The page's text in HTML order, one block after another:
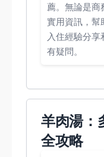
薦。無論是商
實用資訊，幫
入住經驗分
有疑問。
羊肉湯：
全攻略